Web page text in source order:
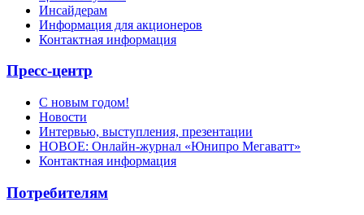
Инсайдерам
Информация для акционеров
Контактная информация
Пресс-центр
С новым годом!
Новости
Интервью, выступления, презентации
НОВОЕ: Онлайн-журнал «Юнипро Мегаватт»
Контактная информация
Потребителям